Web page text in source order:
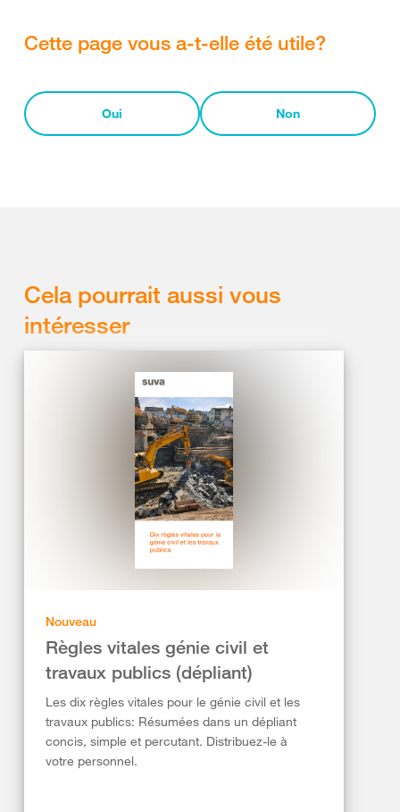
Cette page vous a-t-elle été utile?
Oui Non
Cela pourrait aussi vous
intéresser
Nouveau
Règles vitales génie civil et
travaux publics (dépliant)
Les dix règles vitales pour le génie civil et les
travaux publics: Résumées dans un dépliant
concis, simple et percutant. Distribuez-le à
votre personnel.